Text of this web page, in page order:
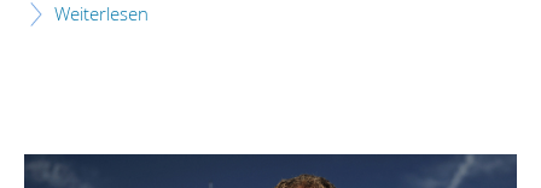
Weiterlesen